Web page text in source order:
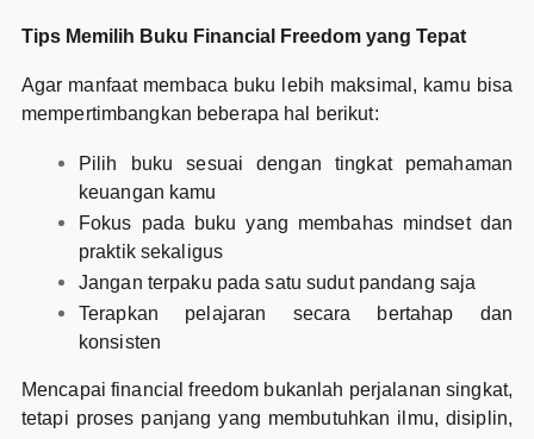
Tips Memilih Buku Financial Freedom yang Tepat
Agar manfaat membaca buku lebih maksimal, kamu bisa
mempertimbangkan beberapa hal berikut:
Pilih buku sesuai dengan tingkat pemahaman
keuangan kamu
Fokus pada buku yang membahas mindset dan
praktik sekaligus
Jangan terpaku pada satu sudut pandang saja
Terapkan pelajaran secara bertahap dan
konsisten
Mencapai financial freedom bukanlah perjalanan singkat,
tetapi proses panjang yang membutuhkan ilmu, disiplin,